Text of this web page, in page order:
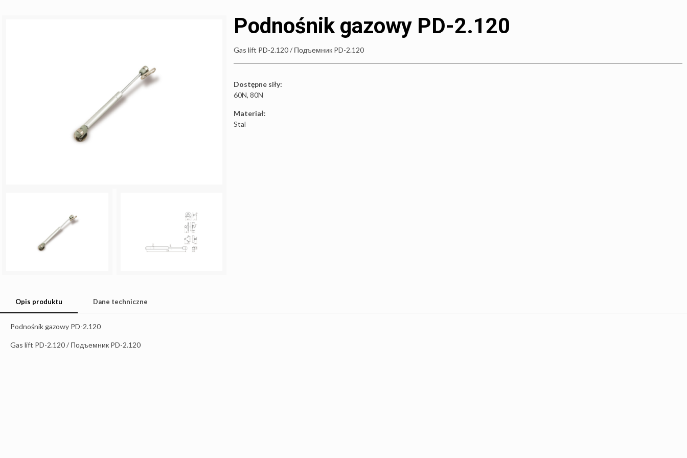
Podnośnik gazowy PD-2.120
Gas lift PD-2.120 / Подъемник PD-2.120
Dostępne siły:
60N, 80N
Materiał:
Stal
Opis produktu Dane techniczne
Podnośnik gazowy PD-2.120
Gas lift PD-2.120 / Подъемник PD-2.120